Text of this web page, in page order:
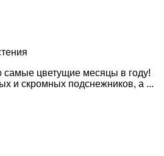
самые цветущие месяцы в году!
и скромных подснежников, а ...